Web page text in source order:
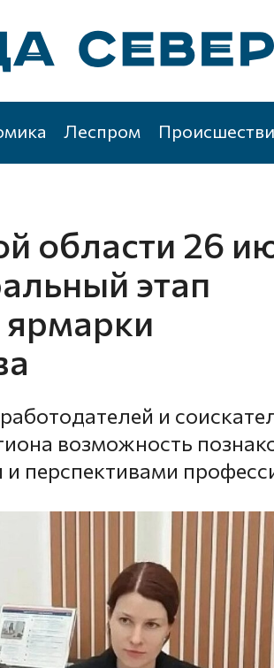
Леспром
области 26
этап
ярмарки
и
возможность
перспективами